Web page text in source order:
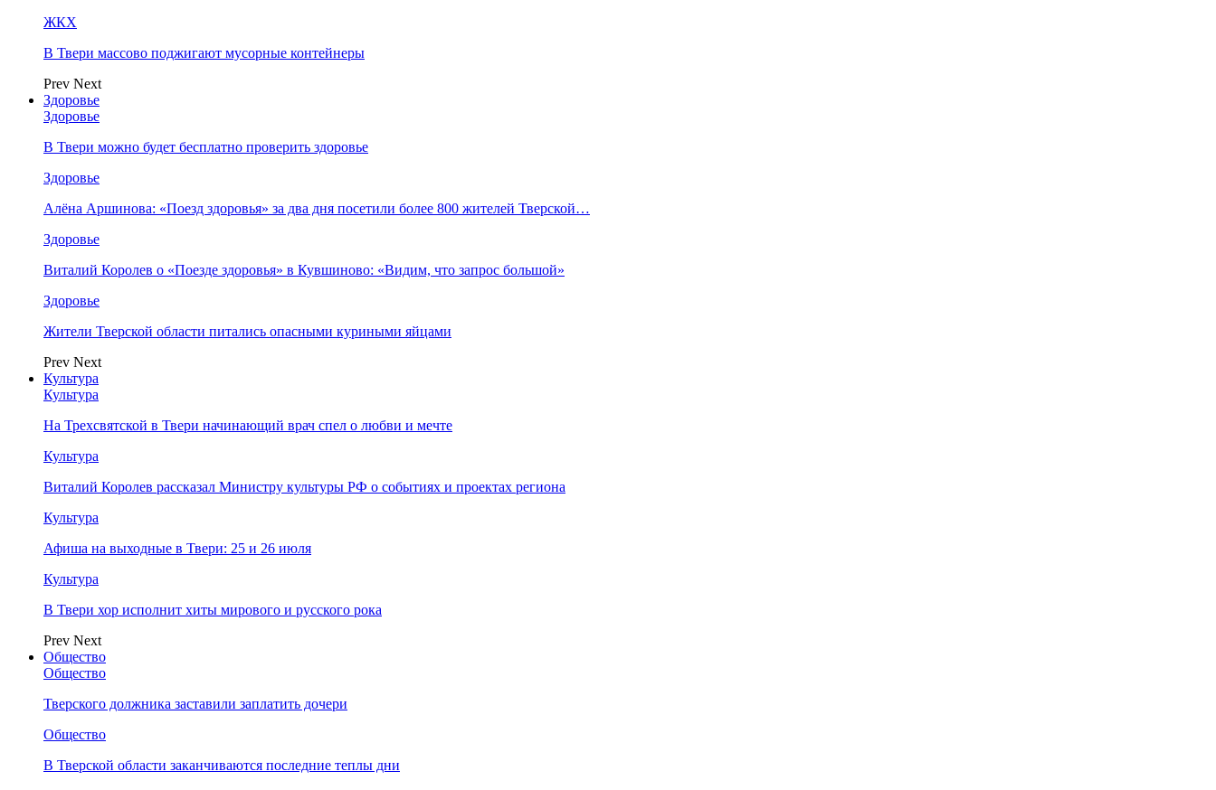
ЖКХ
В Твери массово поджигают мусорные контейнеры
Prev Next
Здоровье
Здоровье
В Твери можно будет бесплатно проверить здоровье
Здоровье
Алёна Аршинова: «Поезд здоровья» за два дня посетили более 800 жителей Тверской…
Здоровье
Виталий Королев о «Поезде здоровья» в Кувшиново: «Видим, что запрос большой»
Здоровье
Жители Тверской области питались опасными куриными яйцами
Prev Next
Культура
Культура
На Трехсвятской в Твери начинающий врач спел о любви и мечте
Культура
Виталий Королев рассказал Министру культуры РФ о событиях и проектах региона
Культура
Афиша на выходные в Твери: 25 и 26 июля
Культура
В Твери хор исполнит хиты мирового и русского рока
Prev Next
Общество
Общество
Тверского должника заставили заплатить дочери
Общество
В Тверской области заканчиваются последние теплы дни